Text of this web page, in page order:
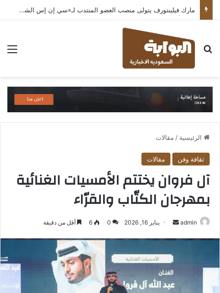
مارك فيلينتورف يتولى منصب العضو المنتدب لـ«سي إن إس الشرق الأوسط» ويشرف على شركات قطاع التكنولوجيا ضمن مجموعة غباش
بحث عن
الرئيسية / مقالات
ثقافة وفن مقالات
آل فروان يختتم الأمسيات الغنائية
بمهرجان الكتّاب والقرّاء
admin
أرسل يناير 16, 2026 0
6 أقل من دقيقة